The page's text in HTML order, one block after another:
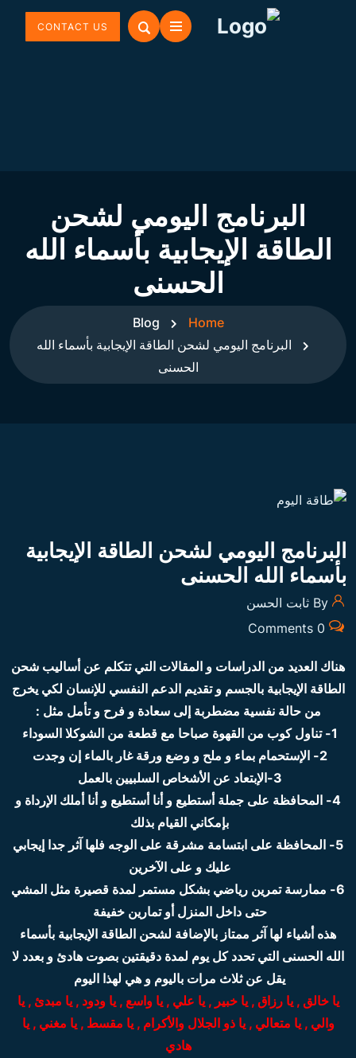
CONTACT US
البرنامج اليومي لشحن
الطاقة الإيجابية بأسماء الله
الحسنى
Home
Blog
البرنامج اليومي لشحن الطاقة الإيجابية بأسماء الله
الحسنى
البرنامج اليومي لشحن الطاقة الإيجابية
بأسماء الله الحسنى
0 Comments
هناك العديد من الدراسات و المقالات التي تتكلم عن أساليب شحن
الطاقة الإيجابية بالجسم و تقديم الدعم النفسي للإنسان لكي يخرج
من حالة نفسية مضطربة إلى سعادة و فرح و تأمل مثل :
1- تناول كوب من القهوة صباحا مع قطعة من الشوكلا السوداء
2- الإستحمام بماء و ملح و وضع ورقة غار بالماء إن وجدت
3-الإبتعاد عن الأشخاص السلبيين بالعمل
4- المحافظة على جملة أستطيع و أنا أستطيع و أنا أملك الإرداة و
بإمكاني القيام بذلك
5- المحافظة على ابتسامة مشرقة على الوجه فلها آثر جدا إيجابي
عليك و على الآخرين
6- ممارسة تمرين رياضي بشكل مستمر لمدة قصيرة مثل المشي
حتى داخل المنزل أو تمارين خفيفة
هذه أشياء لها آثر ممتاز بالإضافة لشحن الطاقة الإيجابية بأسماء
الله الحسنى التي تحدد كل يوم لمدة دقيقتين بصوت هادئ و بعدد لا
يقل عن ثلاث مرات باليوم و هي لهذا اليوم
يا خالق , يا رزاق , يا خبير , يا علي , يا واسع , يا ودود , يا مبدئ , يا
والي , يا متعالي , يا ذو الجلال والأكرام , يا مقسط , يا مغني , يا
هادي